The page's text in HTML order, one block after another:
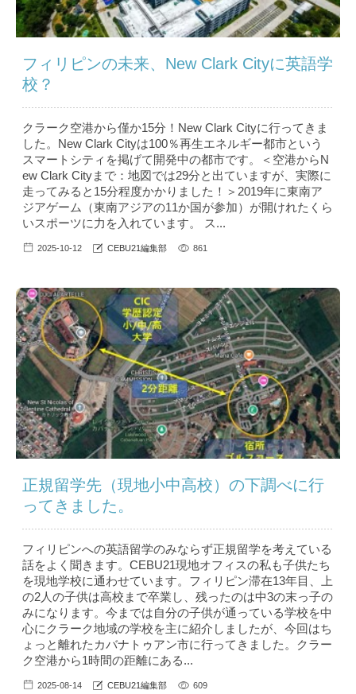
フィリピンの未来、New Clark Cityに英語学
校？
クラーク空港から僅か15分！New Clark Cityに行ってきま
した。New Clark Cityは100％再生エネルギー都市という
スマートシティを掲げて開発中の都市です。＜空港からN
ew Clark Cityまで：地図では29分と出ていますが、実際に
走ってみると15分程度かかりました！＞2019年に東南ア
ジアゲーム（東南アジアの11か国が参加）が開けれたくら
いスポーツに力を入れています。 ス...
2025-10-12 CEBU21編集部 861
正規留学先（現地小中高校）の下調べに行
ってきました。
フィリピンへの英語留学のみならず正規留学を考えている
話をよく聞きます。CEBU21現地オフィスの私も子供たち
を現地学校に通わせています。フィリピン滞在13年目、上
の2人の子供は高校まで卒業し、残ったのは中3の末っ子の
みになります。今までは自分の子供が通っている学校を中
心にクラーク地域の学校を主に紹介しましたが、今回はち
ょっと離れたカバナトゥアン市に行ってきました。クラー
ク空港から1時間の距離にある...
2025-08-14 CEBU21編集部 609